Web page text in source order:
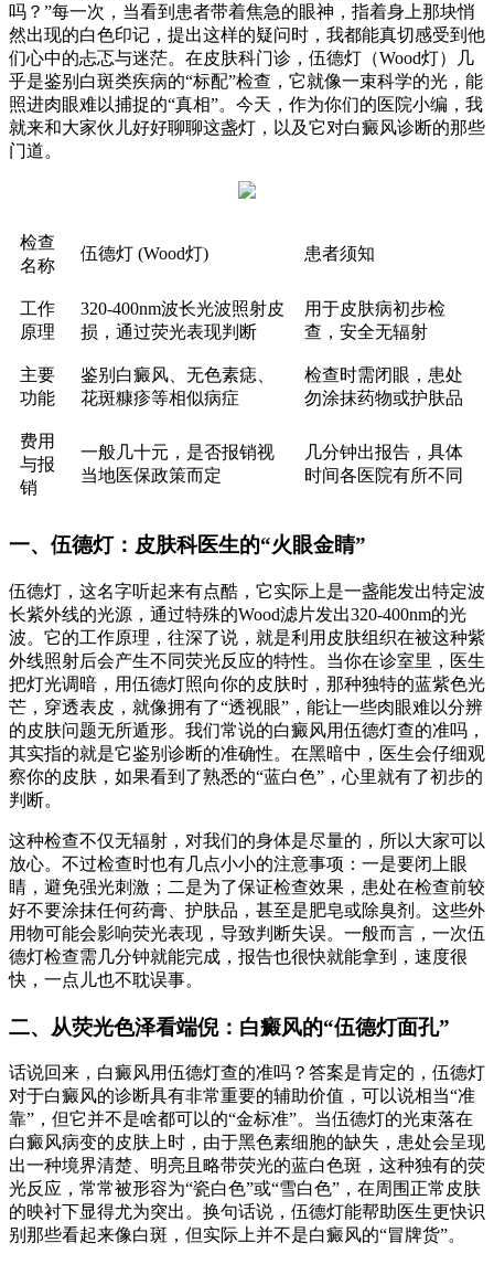
吗？”每一次，当看到患者带着焦急的眼神，指着身上那块悄
然出现的白色印记，提出这样的疑问时，我都能真切感受到他
们心中的忐忑与迷茫。在皮肤科门诊，伍德灯（Wood灯）几
乎是鉴别白斑类疾病的“标配”检查，它就像一束科学的光，能
照进肉眼难以捕捉的“真相”。今天，作为你们的医院小编，我
就来和大家伙儿好好聊聊这盏灯，以及它对白癜风诊断的那些
门道。
检查
名称
伍德灯 (Wood灯) 患者须知
工作
原理
320-400nm波长光波照射皮
损，通过荧光表现判断
用于皮肤病初步检
查，安全无辐射
主要
功能
鉴别白癜风、无色素痣、
花斑糠疹等相似病症
检查时需闭眼，患处
勿涂抹药物或护肤品
费用
与报
销
一般几十元，是否报销视
当地医保政策而定
几分钟出报告，具体
时间各医院有所不同
一、伍德灯：皮肤科医生的“火眼金睛”
伍德灯，这名字听起来有点酷，它实际上是一盏能发出特定波
长紫外线的光源，通过特殊的Wood滤片发出320-400nm的光
波。它的工作原理，往深了说，就是利用皮肤组织在被这种紫
外线照射后会产生不同荧光反应的特性。当你在诊室里，医生
把灯光调暗，用伍德灯照向你的皮肤时，那种独特的蓝紫色光
芒，穿透表皮，就像拥有了“透视眼”，能让一些肉眼难以分辨
的皮肤问题无所遁形。我们常说的白癜风用伍德灯查的准吗，
其实指的就是它鉴别诊断的准确性。在黑暗中，医生会仔细观
察你的皮肤，如果看到了熟悉的“蓝白色”，心里就有了初步的
判断。
这种检查不仅无辐射，对我们的身体是尽量的，所以大家可以
放心。不过检查时也有几点小小的注意事项：一是要闭上眼
睛，避免强光刺激；二是为了保证检查效果，患处在检查前较
好不要涂抹任何药膏、护肤品，甚至是肥皂或除臭剂。这些外
用物可能会影响荧光表现，导致判断失误。一般而言，一次伍
德灯检查需几分钟就能完成，报告也很快就能拿到，速度很
快，一点儿也不耽误事。
二、从荧光色泽看端倪：白癜风的“伍德灯面孔”
话说回来，白癜风用伍德灯查的准吗？答案是肯定的，伍德灯
对于白癜风的诊断具有非常重要的辅助价值，可以说相当“准
靠”，但它并不是啥都可以的“金标准”。当伍德灯的光束落在
白癜风病变的皮肤上时，由于黑色素细胞的缺失，患处会呈现
出一种境界清楚、明亮且略带荧光的蓝白色斑，这种独有的荧
光反应，常常被形容为“瓷白色”或“雪白色”，在周围正常皮肤
的映衬下显得尤为突出。换句话说，伍德灯能帮助医生更快识
别那些看起来像白斑，但实际上并不是白癜风的“冒牌货”。